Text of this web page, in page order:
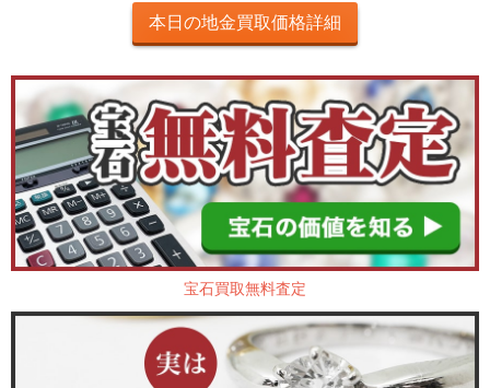
本日の地金買取価格詳細
宝石買取無料査定